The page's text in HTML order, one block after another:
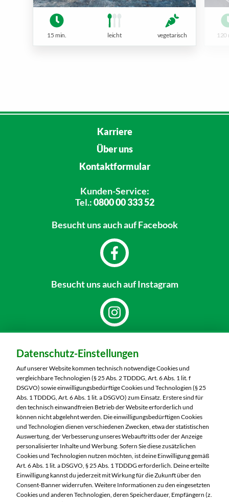
15 min. leicht vegetarisch 120
Karriere
Über uns
Kontaktformular
Kunden-Service:
Tel.:0800 00 333 52
Besucht unsauch auf Facebook
Besucht unsauch auf Instagram
MARKTKAUF Hof
Schleizer Straße 49
95028 Hof
Telefon:09281 7186
Markt ändern
Öffnungszeiten diese Woche:
Mo:
07:00 – 20:00 Uhr
Di:
07:00 – 20:00 Uhr
Mi:
07:00 – 20:00 Uhr
Do:
07:00 – 20:00 Uhr
Datenschutz-Einstellungen
Auf unserer Website kommen technisch notwendige Cookies und
vergleichbare Technologien (§ 25 Abs. 2 TDDDG, Art. 6 Abs. 1 lit. f
DSGVO) sowie einwilligungsbedürftige Cookies und Technologien (§ 25
Abs. 1 TDDDG, Art. 6 Abs. 1 lit. a DSGVO) zum Einsatz. Erstere sind für
den technisch einwandfreien Betrieb der Website erforderlich und
können nicht abgelehnt werden. Die einwilligungsbedürftigen Cookies
und Technologien dienen verschiedenen Zwecken, etwa der statistischen
Auswertung, der Verbesserung unseres Webauftritts oder der Anzeige
personalisierter Inhalte und Werbung. Sofern Sie diese zusätzlichen
Cookies und Technologien nutzen möchten, ist deine Einwilligung gemäß
Art. 6 Abs. 1 lit. a DSGVO, § 25 Abs. 1 TDDDG erforderlich. Deine erteilte
Einwilligung kannst du jederzeit mit Wirkung für die Zukunft über den
Consent-Banner widerrufen. Weitere Informationen zu den eingesetzten
Cookies und anderen Technologien, deren Speicherdauer, Empfängern (z.